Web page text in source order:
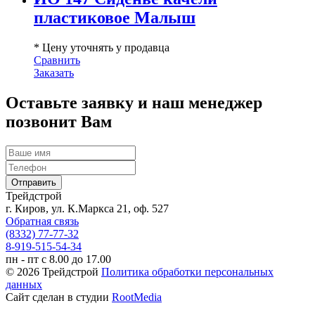
пластиковое Малыш
* Цену уточнять у продавца
Сравнить
Заказать
Оставьте заявку и наш менеджер
позвонит Вам
Трейдстрой
г. Киров, ул. К.Маркса 21, оф. 527
Обратная связь
(8332) 77-77-32
8-919-515-54-34
пн - пт с 8.00 до 17.00
© 2026 Трейдстрой Политика обработки персональных
данных
Сайт сделан в студии RootMedia